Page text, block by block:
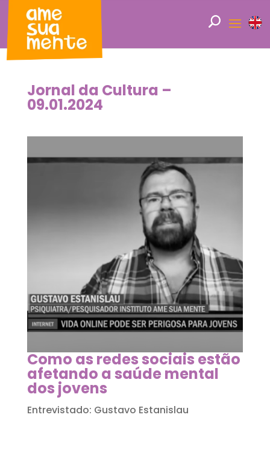
Jornal da Cultura –
09.01.2024
Como as redes sociais estão
afetando a saúde mental
dos jovens
Entrevistado: Gustavo Estanislau